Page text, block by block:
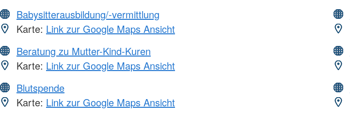
Babysitterausbildung/-vermittlung
Karte: Link zur Google Maps Ansicht
Beratung zu Mutter-Kind-Kuren
Karte: Link zur Google Maps Ansicht
Blutspende
Karte: Link zur Google Maps Ansicht